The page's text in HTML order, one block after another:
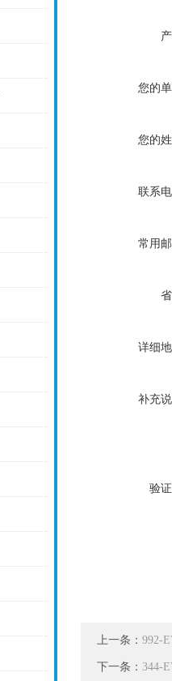
您的
您的
联系
常用
详细
补充
验
上一条： 992-
下一条： 344-